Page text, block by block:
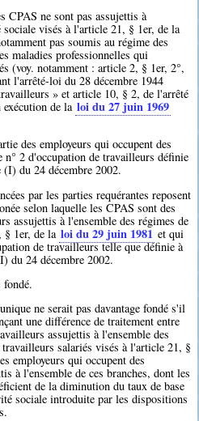
CPAS ne sont pas assujettis à
visés à l'article 21, § 1er, de la
pas soumis au régime des
maladies professionnelles qui
(voy. notamment : article 2, § 1er, 2°,
l'arrêté-loi du 28 décembre 1944
» et article 10, § 2, de l'arrêté
de la loi du 27 juin 1969
des employeurs qui occupent des
2 d'occupation de travailleurs définie
du 24 décembre 2002.
par les parties requérantes reposent
selon laquelle les CPAS sont des
assujettis à l'ensemble des régimes de
§ 1er, de la loi du 29 juin 1981 et qui
de travailleurs telle que définie à
du 24 décembre 2002.
ne serait pas davantage fondé s'il
une différence de traitement entre
assujettis à l'ensemble des
salariés visés à l'article 21, §
employeurs qui occupent des
à l'ensemble de ces branches, dont les
de la diminution du taux de base
sociale introduite par les dispositions